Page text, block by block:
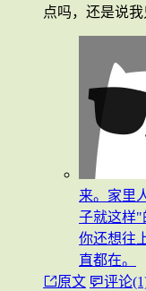
点吗，还是说我
来。家里
子就这样"
你还想往
直都在。
原文
评论